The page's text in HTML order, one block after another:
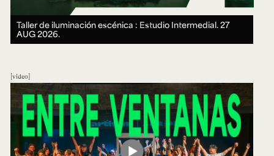
Taller de iluminación escénica : Estudio Intermedial.27
AUG 2026.
video